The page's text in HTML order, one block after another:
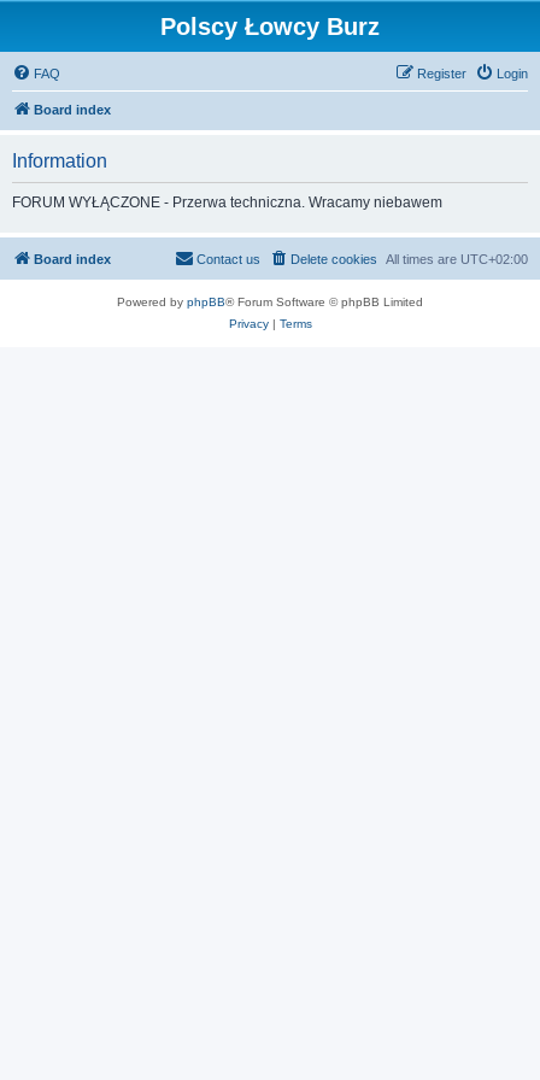
Polscy Łowcy Burz
FAQ Login
Register
Board index
Information
FORUM WYŁĄCZONE - Przerwa techniczna. Wracamy niebawem
Board index All times are UTC+02:00
Delete cookies
Contact us
Powered by phpBB® Forum Software © phpBB Limited
Privacy| Terms